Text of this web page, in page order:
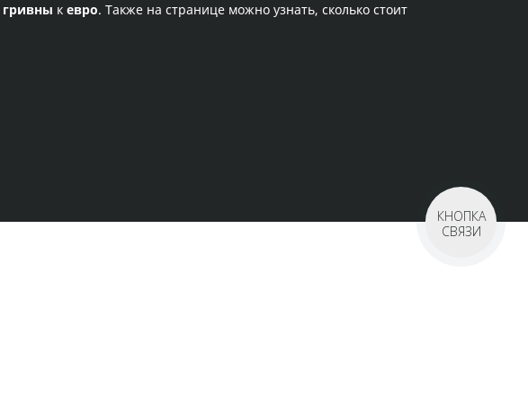
гривны к евро. Также на странице можно узнать, сколько стоит
КНОПКА
СВЯЗИ